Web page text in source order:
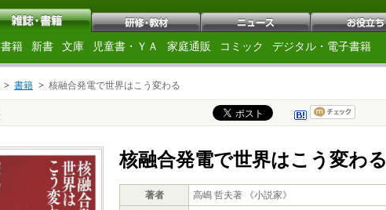
書籍 新書 文庫 児童書・ＹＡ 家庭通販 コミック デジタル・電子書籍
書籍 核融合発電で世界はこう変わる
核融合発電で世界はこう変わる
著者
高嶋 哲夫著 《小説家》